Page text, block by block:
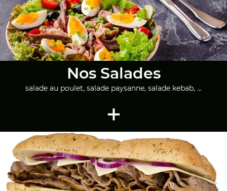
Nos Salades
salade au poulet, salade paysanne, salade kebab, ...
+